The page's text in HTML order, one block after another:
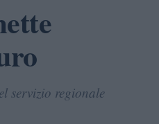
servizio regionale